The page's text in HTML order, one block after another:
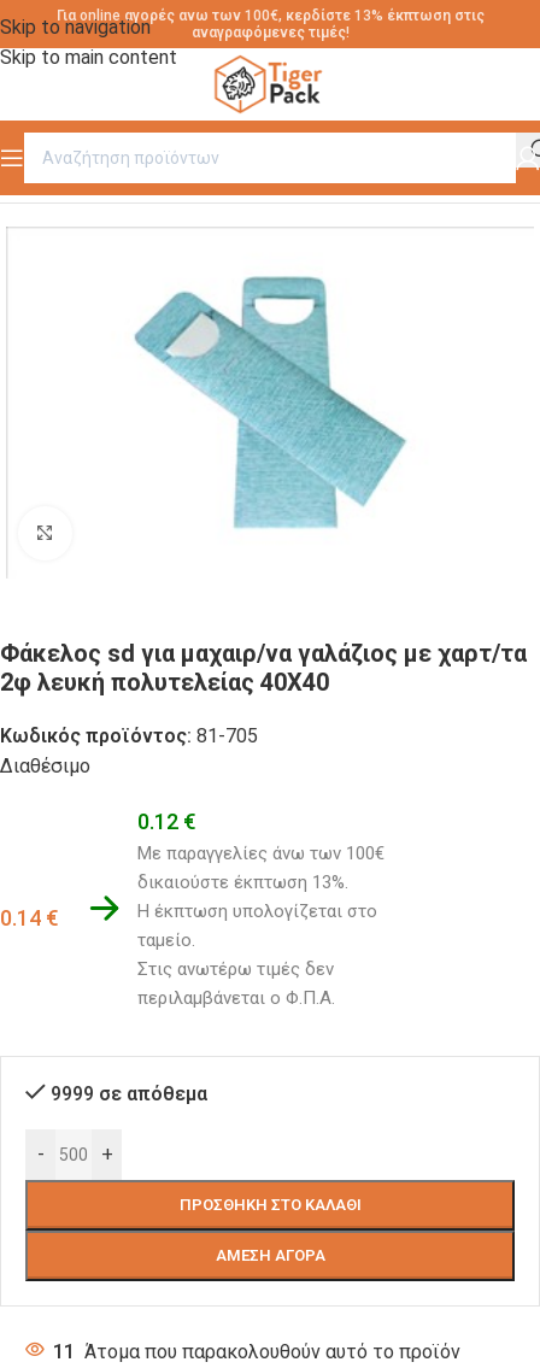
Skip to navigation
Skip to main content
Για online αγορές ανω των 100€, κερδίστε 13% έκπτωση στις
αναγραφόμενες τιμές!
Αρχική σελίδα / ΦΑΚΕΛΟΙ ΓΙΑ ΜΑΧΑΙΡ/ΝΑ SD
Φάκελος sd για μαχαιρ/να γαλάζιος με χαρτ/τα
2φ λευκή πολυτελείας 40X40
Κωδικός προϊόντος: 81-705
Διαθέσιμο
0.14 €
0.12 €
Με παραγγελίες άνω των 100€
δικαιούστε έκπτωση 13%.
Η έκπτωση υπολογίζεται στο
ταμείο.
Στις ανωτέρω τιμές δεν
περιλαμβάνεται ο Φ.Π.Α.
9999 σε απόθεμα
- +
ΠΡΟΣΘΉΚΗ ΣΤΟ ΚΑΛΆΘΙ
ΆΜΕΣΗ ΑΓΟΡΆ
11 Άτομα που παρακολουθούν αυτό το προϊόν